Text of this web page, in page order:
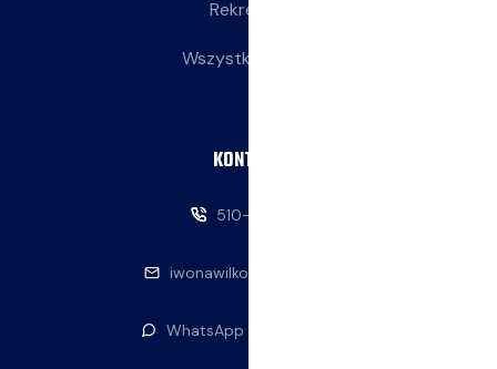
Rekreacja
Wszystkie wpisy
KONTAKT
510-146-069
iwonawilkowska@interia.pl
WhatsApp — napisz do nas